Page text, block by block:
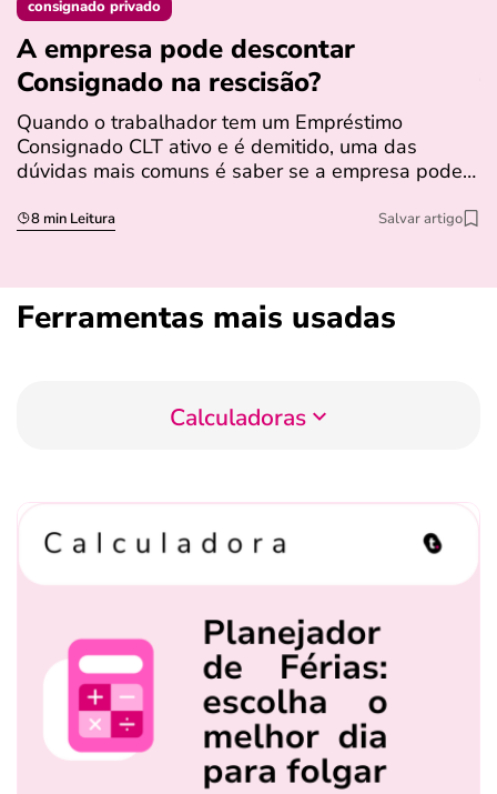
consignado privado
A empresa pode descontar
Consignado na rescisão​?
Quando o trabalhador tem um Empréstimo
Consignado CLT ativo e é demitido, uma das
dúvidas mais comuns é saber se a empresa pode…
8 min Leitura Salvar artigo
Ferramentas mais usadas
Calculadoras